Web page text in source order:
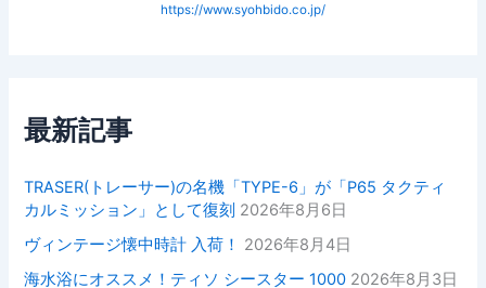
https://www.syohbido.co.jp/
最新記事
TRASER(トレーサー)の名機「TYPE-6」が「P65 タクティ
カルミッション」として復刻 2026年8月6日
ヴィンテージ懐中時計 入荷！
2026年8月4日
海水浴にオススメ！ティソ シースター 1000 2026年8月3日